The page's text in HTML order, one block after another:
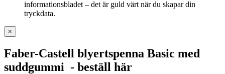
informationsbladet – det är guld värt när du skapar din
tryckdata.
×
Faber-Castell blyertspenna Basic med
suddgummi - beställ här